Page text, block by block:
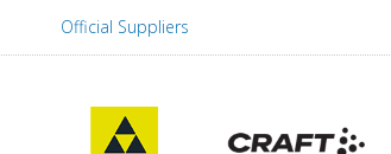
Official Suppliers